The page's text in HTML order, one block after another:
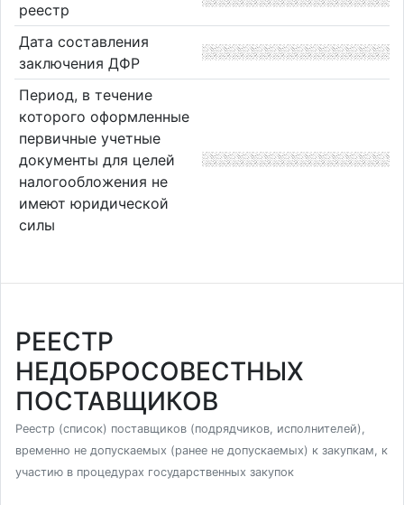
реестр
Дата составления
заключения ДФР
Период, в течение
которого оформленные
первичные учетные
документы для целей
налогообложения не
имеют юридической
силы
РЕЕСТР
НЕДОБРОСОВЕСТНЫХ
ПОСТАВЩИКОВ
Реестр (список) поставщиков (подрядчиков, исполнителей),
временно не допускаемых (ранее не допускаемых) к закупкам, к
участию в процедурах государственных закупок